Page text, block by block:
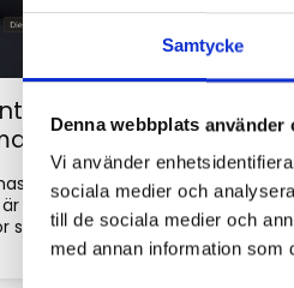
Samtycke
Denna webbplats använder
Vi använder
sociala medier och
till de sociala medier och
med annan information som
så
och utrustning
hjärtat i
det viktigt att skydda dem
som kan orsaka kostsamma